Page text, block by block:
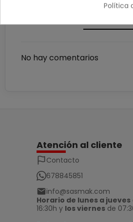
No hay comentarios
Atención al cliente
Contacto
678845851
info@sasmak.com
Horario de lunes a jueves
16:30h y los viernes de
Política